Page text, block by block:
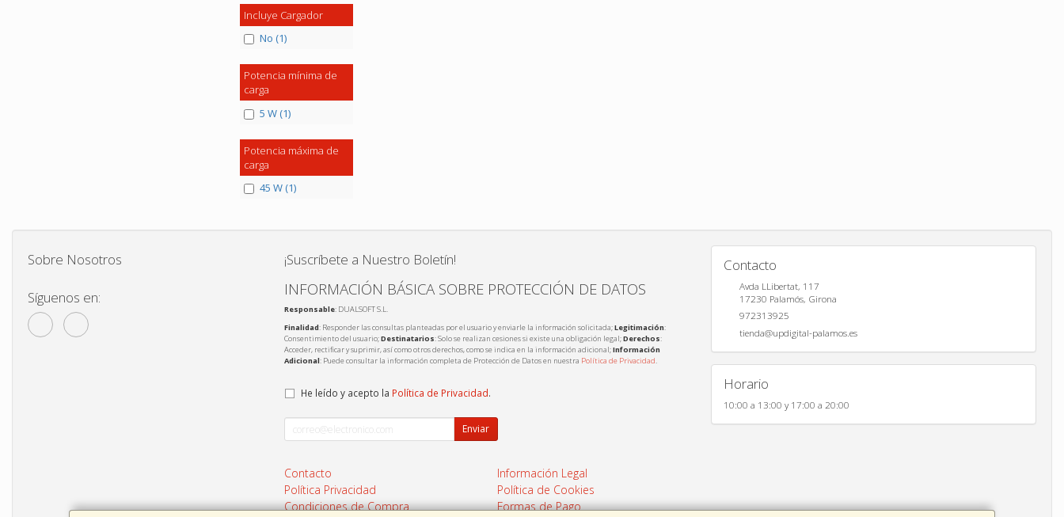
Incluye Cargador
No (1)
Potencia mínima de
carga
5 W (1)
Potencia máxima de
carga
45 W (1)
Sobre Nosotros
Síguenos en:
¡Suscríbete a Nuestro Boletín!
INFORMACIÓN BÁSICA SOBRE PROTECCIÓN DE DATOS
Responsable: DUALSOFT S.L.
Finalidad: Responder las consultas planteadas por el usuario y enviarle la información solicitada;Legitimación:
Consentimiento del usuario;Destinatarios: Solo se realizan cesiones si existe una obligación legal;Derechos:
Acceder, rectificar y suprimir, así como otros derechos, como se indica en la información adicional;Información
Adicional: Puede consultar la información completa de Protección de Datos en nuestra Política de Privacidad.
He leído y acepto la Política de Privacidad.
Enviar
Contacto
Información Legal
Política Privacidad
Política de Cookies
Condiciones de Compra
Formas de Pago
Contacto
Avda LLibertat, 117
17230 Palamós, Girona
972313925
tienda@updigital-palamos.es
Horario
10:00 a 13:00 y 17:00 a 20:00